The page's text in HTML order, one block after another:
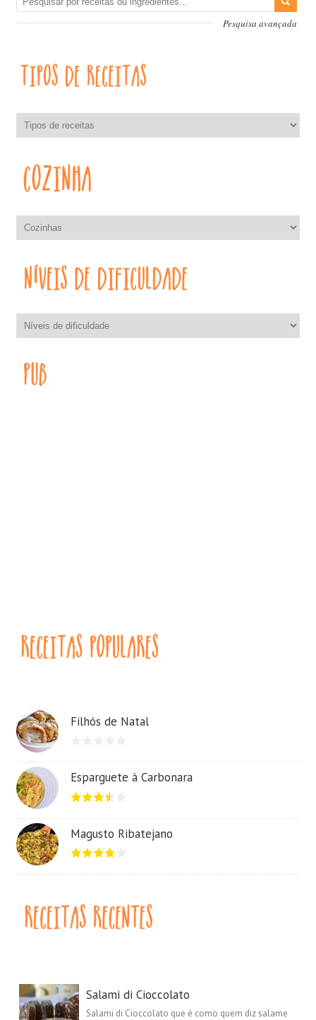
Pesquisa avançada
Filhós de Natal
Esparguete à Carbonara
Magusto Ribatejano
Salami di Cioccolato
Salami di Cioccolato que é como quem diz salame